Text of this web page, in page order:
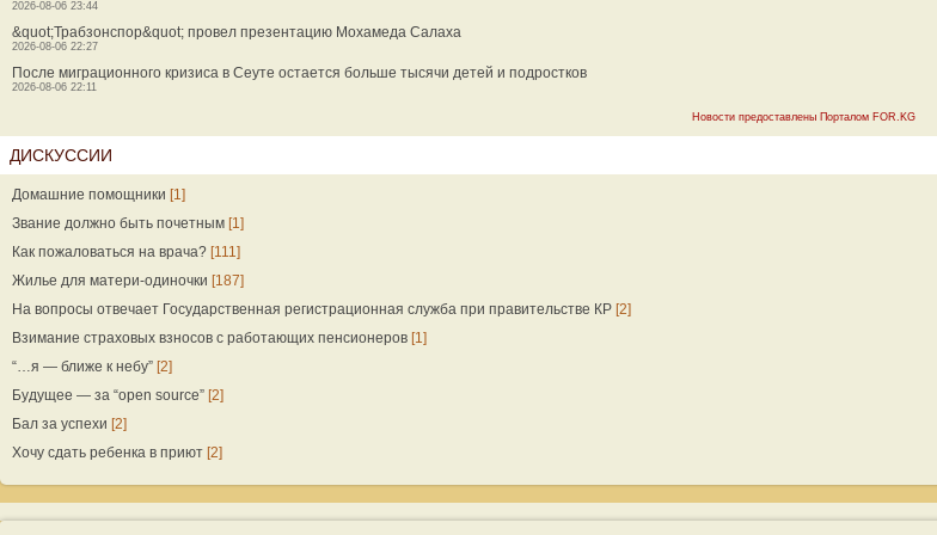
2026-08-06 23:44
&quot;Трабзонспор&quot; провел презентацию Мохамеда Салаха
2026-08-06 22:27
После миграционного кризиса в Сеуте остается больше тысячи детей и подростков
2026-08-06 22:11
Новости предоставлены Порталом FOR.KG
ДИСКУССИИ
Домашние помощники [1]
Звание должно быть почетным [1]
Как пожаловаться на врача? [111]
Жилье для матери-одиночки [187]
На вопросы отвечает Государственная регистрационная служба при правительстве КР [2]
Взимание страховых взносов с работающих пенсионеров [1]
“…я — ближе к небу” [2]
Будущее — за “open source” [2]
Бал за успехи [2]
Хочу сдать ребенка в приют [2]